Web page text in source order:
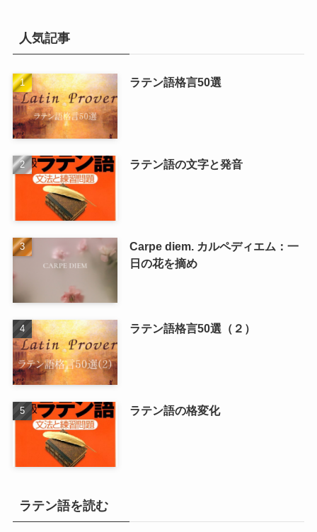
人気記事
ラテン語格言50選
ラテン語の文字と発音
Carpe diem. カルペディエム：一
日の花を摘め
ラテン語格言50選（２）
ラテン語の格変化
ラテン語を読む